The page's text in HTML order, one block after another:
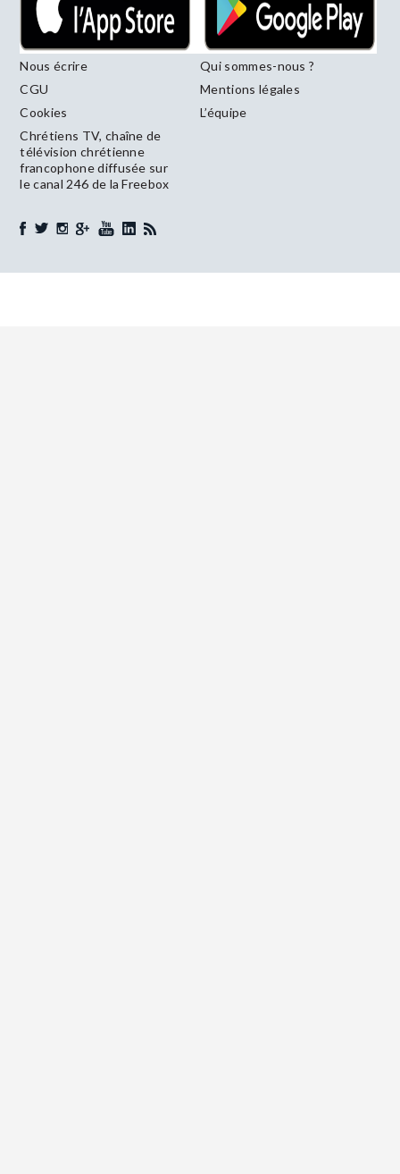
Nous écrire
Qui sommes-nous ?
CGU
Mentions légales
Cookies
L’équipe
Chrétiens TV, chaîne de
télévision chrétienne
francophone diffusée sur
le canal 246 de la Freebox